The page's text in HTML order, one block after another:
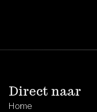
Direct naar
Home